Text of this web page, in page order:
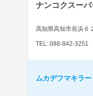
取扱店検索はこ
ナンコクスー
高知県高知市長浜６
TEL: 088-842-3251
ムカデフマキラ